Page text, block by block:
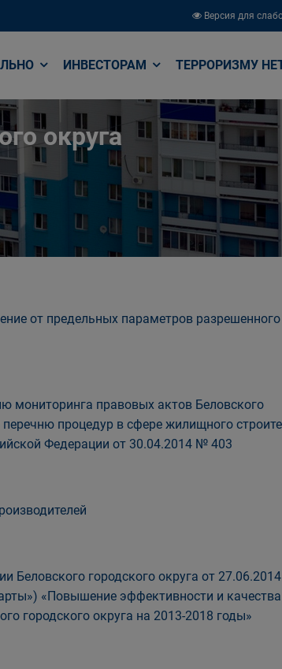
Версия для
ИНВЕСТОРАМ ТЕРРОРИЗМУ
округа
от предельных параметров разрешенного
мониторинга правовых актов Беловского
процедур в сфере жилищного
Федерации от 30.04.2014 № 403
Беловского городского округа от
«Повышение эффективности и качества
городского округа на 2013-2018 годы»